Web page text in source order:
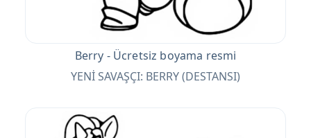
Berry - Ücretsiz boyama resmi
YENİ SAVAŞÇI: BERRY (DESTANSI)